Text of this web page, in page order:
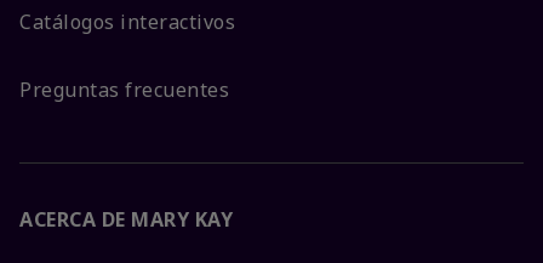
Catálogos interactivos
Preguntas frecuentes
ACERCA DE MARY KAY